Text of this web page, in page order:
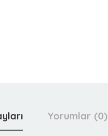
Yorumlar (0)